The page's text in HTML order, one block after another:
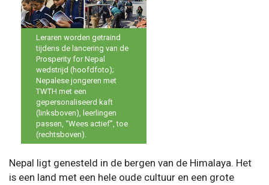
Leraren worden getraind
tijdens de lancering van de
Prosperity for Nepal
wedstrijd (hoofdfoto);
Nepalese jongeren met
TWTH met een
gepersonaliseerd kaft
(linksboven), leerlingen
passen, “Wees actief”, toe
(rechtsboven).
Nepal ligt genesteld in de bergen van de Himalaya. Het
is een land met een hele oude cultuur en een grote